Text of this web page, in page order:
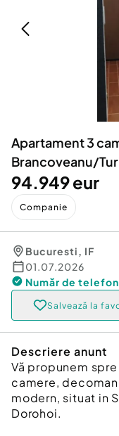
Servicii
Animale de
Afaceri și
Inchiriere Bunuri
Utilaje agricole si
Piese auto si
Apartament 3
Brancoveanu/
94.949 eur
Companie
Bucuresti, IF
01.07.2026
Număr de telefon
Salvează la
Descriere anunt
Vă propunem
camere,
modern, situat in
Dorohoi.